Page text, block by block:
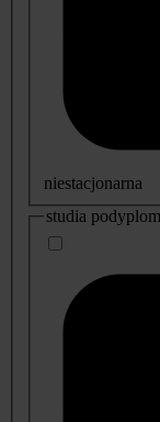
niestacjonarna
studia